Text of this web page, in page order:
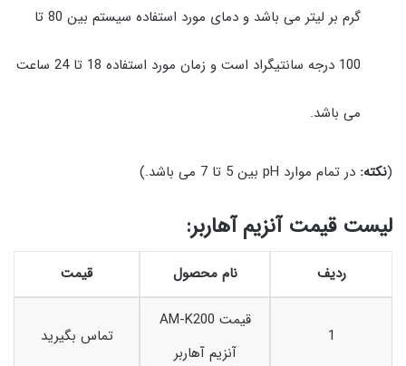
گرم بر لیتر می باشد و دمای مورد استفاده سیستم بین 80 تا
100 درجه سانتیگراد است و زمان مورد استفاده 18 تا 24 ساعت
می باشد.
(نکته: در تمام موارد pH بین 5 تا 7 می باشد.)
لیست قیمت آنزیم آهاربر:
ردیف نام محصول قیمت
1
قیمت AM-K200
آنزیم آهاربر
تماس بگیرید